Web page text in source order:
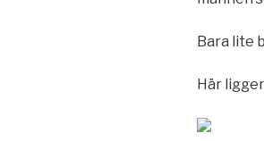
Bara lite
Här